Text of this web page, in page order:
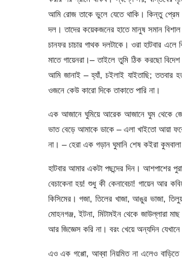
আমি রোজ তাকে ভুলে যেতে থাকি। কিন্তু
দল। তাদের কয়েকজনের হাতে মানুষ সমান
চানফর চাচার গাথক দলটাকে। ওরা হাটবার
মাতে গায়েনরা।– তাইলে তুমি ঠিক করছো
আমি জানাই – হ্যাঁ, চইলাই যাইতাছি;
ওজনে কেউ কারো দিকে তাকাতে পারি না।
এক আজানে ঘুমিয়ে আরেক আজানে ঘুম থেকে
ভাত বেড়ে আমাকে ডাকে – এলা খাইতো আয়া
না। – হেরা এক গড়ান ঘুমানি শেষ কইরা
হাটবার আমার একটা পছন্দের দিন। আশপাশের
বেচাকেনা হয়! শুধু কী কেনাবেচা! গায়েন আর
কিসিমের। গজা, তিলের খাজা, আঙুর ভাজা,
মোহনগঞ্জ, ইটনা, মিটামইন থেকে জাউল্লারা
আর জিজ্ঞেস করি না। বরং খেয়ে অন্যদিন
এও এক গপ্পো, আব্বা নিয়মিত না এলেও বাড়িতে